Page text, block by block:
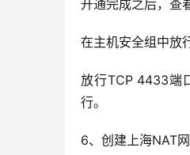
开通完成之后，查
在主机安全组中放
放行TCP 4433端
行。
6、创建上海NAT